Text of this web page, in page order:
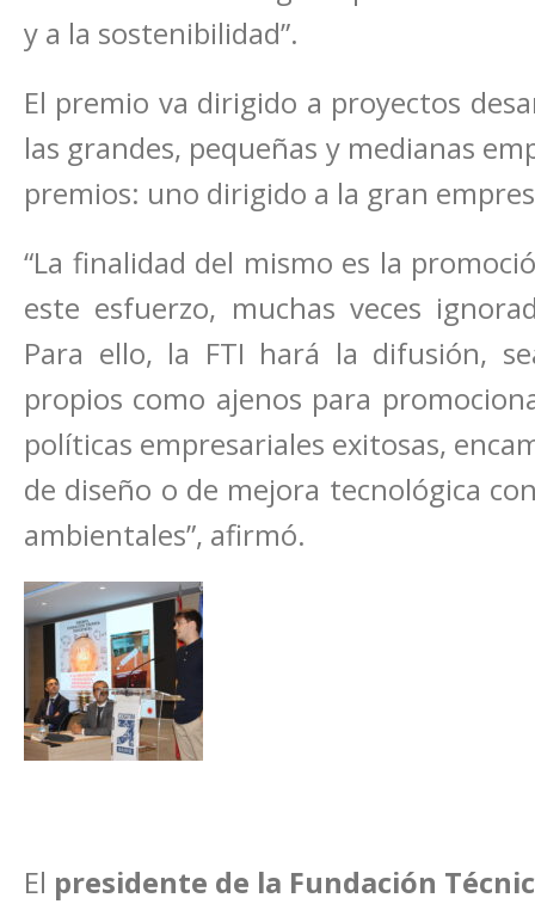
y a la sostenibilidad”.
El premio va dirigido a proyectos
las grandes, pequeñas y medianas
premios: uno dirigido a la gran
“La finalidad del mismo es la
este esfuerzo, muchas veces
Para ello, la FTI hará la difusión,
propios como ajenos para
políticas empresariales exitosas,
de diseño o de mejora tecnológica
ambientales”, afirmó.
El presidente de la Fundación